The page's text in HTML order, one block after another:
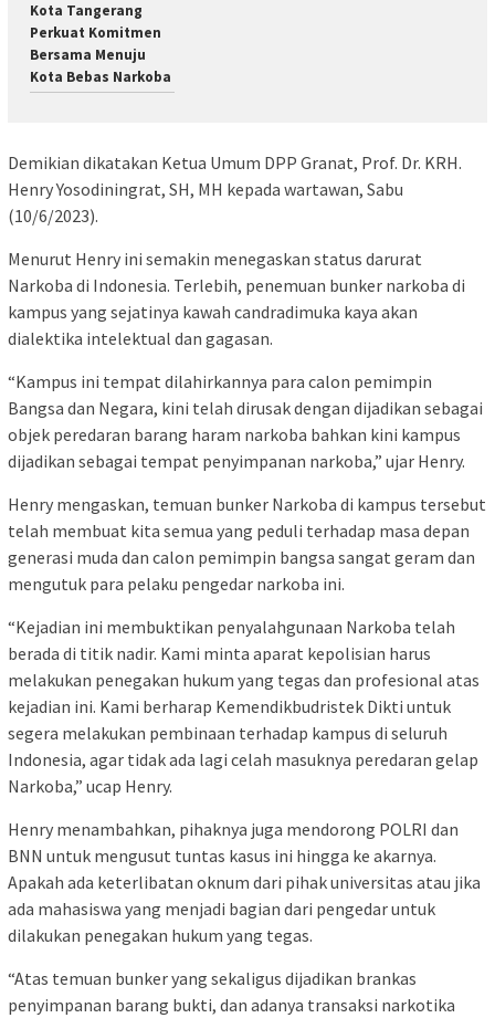
Kota Tangerang
Perkuat Komitmen
Bersama Menuju
Kota Bebas Narkoba
Demikian dikatakan Ketua Umum DPP Granat, Prof. Dr. KRH.
Henry Yosodiningrat, SH, MH kepada wartawan, Sabu
(10/6/2023).
Menurut Henry ini semakin menegaskan status darurat
Narkoba di Indonesia. Terlebih, penemuan bunker narkoba di
kampus yang sejatinya kawah candradimuka kaya akan
dialektika intelektual dan gagasan.
“Kampus ini tempat dilahirkannya para calon pemimpin
Bangsa dan Negara, kini telah dirusak dengan dijadikan sebagai
objek peredaran barang haram narkoba bahkan kini kampus
dijadikan sebagai tempat penyimpanan narkoba,” ujar Henry.
Henry mengaskan, temuan bunker Narkoba di kampus tersebut
telah membuat kita semua yang peduli terhadap masa depan
generasi muda dan calon pemimpin bangsa sangat geram dan
mengutuk para pelaku pengedar narkoba ini.
“Kejadian ini membuktikan penyalahgunaan Narkoba telah
berada di titik nadir. Kami minta aparat kepolisian harus
melakukan penegakan hukum yang tegas dan profesional atas
kejadian ini. Kami berharap Kemendikbudristek Dikti untuk
segera melakukan pembinaan terhadap kampus di seluruh
Indonesia, agar tidak ada lagi celah masuknya peredaran gelap
Narkoba,” ucap Henry.
Henry menambahkan, pihaknya juga mendorong POLRI dan
BNN untuk mengusut tuntas kasus ini hingga ke akarnya.
Apakah ada keterlibatan oknum dari pihak universitas atau jika
ada mahasiswa yang menjadi bagian dari pengedar untuk
dilakukan penegakan hukum yang tegas.
“Atas temuan bunker yang sekaligus dijadikan brankas
penyimpanan barang bukti, dan adanya transaksi narkotika